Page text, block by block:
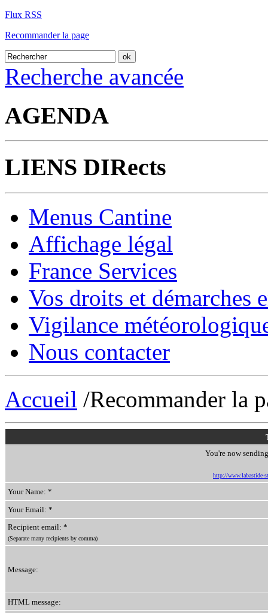
Flux RSS
Recommander la page
Recherche avancée
AGENDA
LIENS DIRects
Menus Cantine
Affichage légal
France Services
Vos droits et démarches
Vigilance
Nous contacter
Accueil /Recommander la
You're now
http://www.labastide-
Your Name: *
Your Email: *
Recipient email: *
(Separate many recipients by comma)
Message:
HTML message: